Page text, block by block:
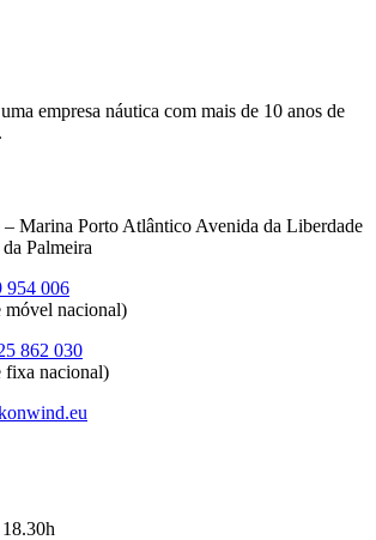
empresa náutica com mais de 10 anos de
Marina Porto Atlântico Avenida da Liberdade
Palmeira
954 006
móvel nacional)
862 030
fixa nacional)